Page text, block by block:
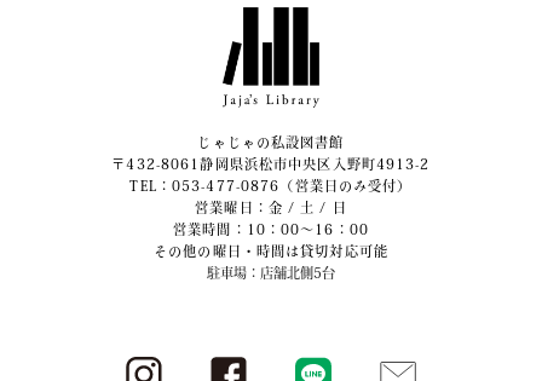
じゃじゃの私設図書館
〒432-8061静岡県浜松市中央区入野町4913-2
​TEL：053-477-0876（営業日のみ受付）
営業曜日：金 / 土 / 日
営業時間：10：00～16：00
その他の曜日・時間は貸切対応可能
駐車場：店舗北側5台